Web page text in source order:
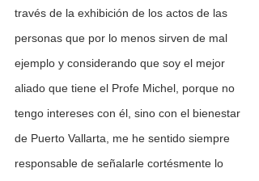
través de la exhibición de los actos de las
personas que por lo menos sirven de mal
ejemplo y considerando que soy el mejor
aliado que tiene el Profe Michel, porque no
tengo intereses con él, sino con el bienestar
de Puerto Vallarta, me he sentido siempre
responsable de señalarle cortésmente lo